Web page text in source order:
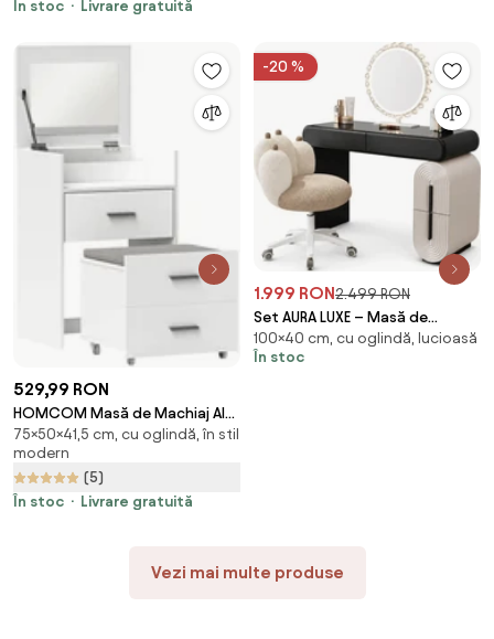
În stoc
Livrare gratuită
529,99 RON
HOMCOM Masă de Machiaj Alb
Masă de Toaletă cu Oglindă
Rabatabilă, Taburet Detașabil
și Lavabil, 50x41.5x75 cm |
Aosom Romania
75×50×41,5 cm, cu oglindă, în stil
modern
(5)
În stoc
Livrare gratuită
-20 %
1.999 RON2.499 RON
Set AURA LUXE – Masă de
Toaletă pentru Machiaj,
Oglindă iluminată LED, Control
100×40 cm, cu oglindă, lucioasă
În stoc
Vezi mai multe produse